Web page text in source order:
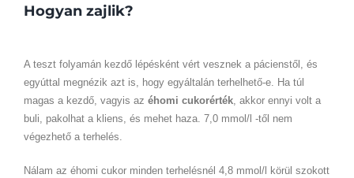
Hogyan zajlik?
A teszt folyamán kezdő lépésként vért vesznek a pácienstől, és
egyúttal megnézik azt is, hogy egyáltalán terhelhető-e. Ha túl
magas a kezdő, vagyis az éhomi cukorérték, akkor ennyi volt a
buli, pakolhat a kliens, és mehet haza. 7,0 mmol/l -től nem
végezhető a terhelés.
Nálam az éhomi cukor minden terhelésnél 4,8 mmol/l körül szokott